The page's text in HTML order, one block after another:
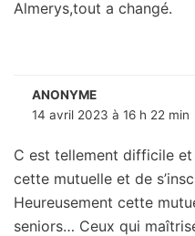
Almerys,tout a changé.
ANONYME
14 avril 2023 à 16 h 22 min
C est tellement difficile
cette mutuelle et de
Heureusement cette
seniors… Ceux qui